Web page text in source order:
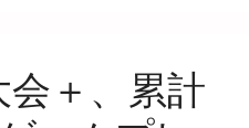
＋、累計